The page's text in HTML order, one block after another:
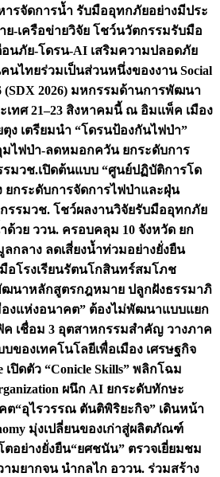
รจัดการน้ำ รับมืออุทกภัยอย่างมีประ
ย-เครือข่ายวิจัย โชว์นวัตกรรมรับมือ
นภัย-โดรน-AI เสริมความปลอดภัย
นไทยร่วมเป็นส่วนหนึ่งของงาน Social
(SDX 2026) มหกรรมด้านการพัฒนา
ทศ 21–23 สิงหาคมนี้ ณ อิมแพ็ค เมือง
ง เตรียมนำ “โดรนป้องกันไฟป่า”
ไฟป่า-ลดหมอกควัน ยกระดับการ
รมวช.เปิดต้นแบบ “ศูนย์ปฏิบัติการโด
ยกระดับการจัดการไฟป่าและฝุ่น
รรมวช. โชว์ผลงานวิจัยรับมืออุทกภัย
ด้วย ววน. ครอบคลุม 10 จังหวัด ยก
กลาง ลดเสี่ยงน้ำท่วมอย่างยั่งยืน
อโรงเรียนรัตนโกสินทร์สมโภช
ฒนาหลักสูตรกฎหมาย ปลูกฝังธรรมาภิ
องแห่งอนาคต” ต้องไม่พัฒนาแบบแยก
ค เชื่อม 3 อุตสาหกรรมสำคัญ วางภาค
ของเทคโนโลยีเพื่อเมือง เศรษฐกิจ
เปิดตัว “Conicle Skills” พลิกโฉม
ผนึก AI ยกระดับทักษะ
ต“อุไรวรรณ ตันติพิริยะกิจ” เดินหน้า
มุ่งเปลี่ยนของเก่าสู่ผลิตภัณฑ์
ตอย่างยั่งยืน“ยศชนัน” ตรวจเยี่ยมชม
มยากจน นำกลไก อววน. ร่วมสร้าง